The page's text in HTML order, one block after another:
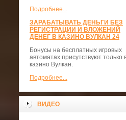
Подробнее...
ЗАРАБАТЫВАТЬ ДЕНЬГИ БЕЗ
РЕГИСТРАЦИИ И ВЛОЖЕНИЙ
ДЕНЕГ В КАЗИНО ВУЛКАН 24
Бонусы на бесплатных игровых
автоматах присутствуют только
казино Вулкан.
Подробнее...
ВИДЕО